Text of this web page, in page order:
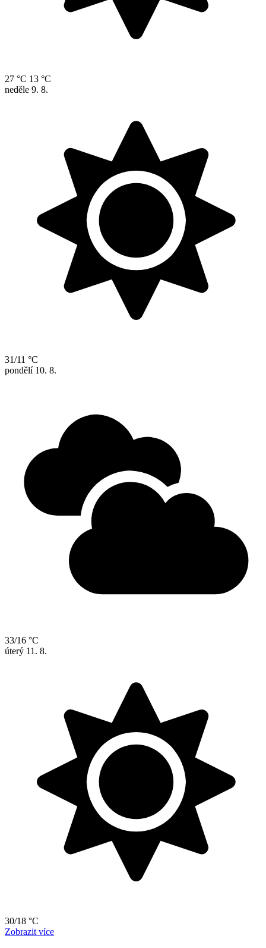
27 °C 13 °C
neděle 9. 8.
31/11 °C
pondělí 10. 8.
33/16 °C
úterý 11. 8.
30/18 °C
Zobrazit více